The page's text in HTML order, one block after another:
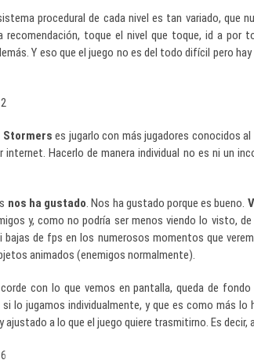
procedural de cada nivel es tan variado, que
toque el nivel que toque, id a por
Y eso que el juego no es del todo difícil pero
Stormers es jugarlo con más jugadores conocidos
internet. Hacerlo de manera individual no es ni un
nos ha gustado. Nos ha gustado porque es bueno.
y, como no podría ser menos viendo lo visto,
de fps en los numerosos momentos que
animados (enemigos normalmente).
con lo que vemos en pantalla, queda de
lo jugamos individualmente, y que es como más
a lo que el juego quiere trasmitirno. Es decir,